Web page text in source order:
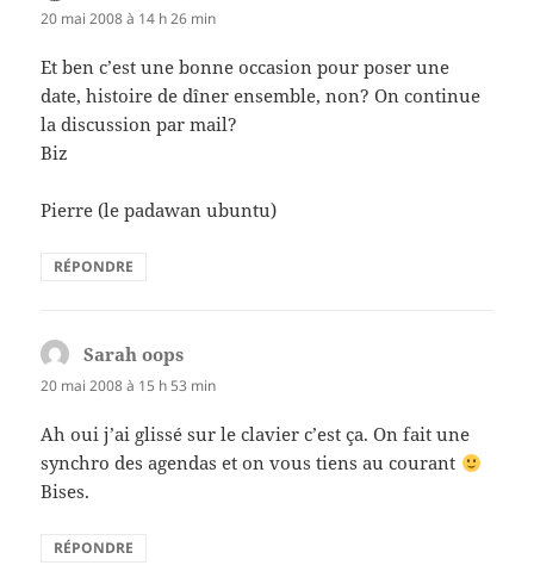
20 mai 2008 à 14 h 26 min
Et ben c’est une bonne occasion pour poser une
date, histoire de dîner ensemble, non? On continue
la discussion par mail?
Biz
Pierre (le padawan ubuntu)
RÉPONDRE
Sarah oops
20 mai 2008 à 15 h 53 min
Ah oui j’ai glissé sur le clavier c’est ça. On fait une
synchro des agendas et on vous tiens au courant
Bises.
RÉPONDRE